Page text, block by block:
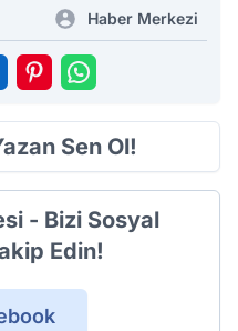
Haber Merkezi
Sen Ol!
- Bizi Sosyal
Edin!